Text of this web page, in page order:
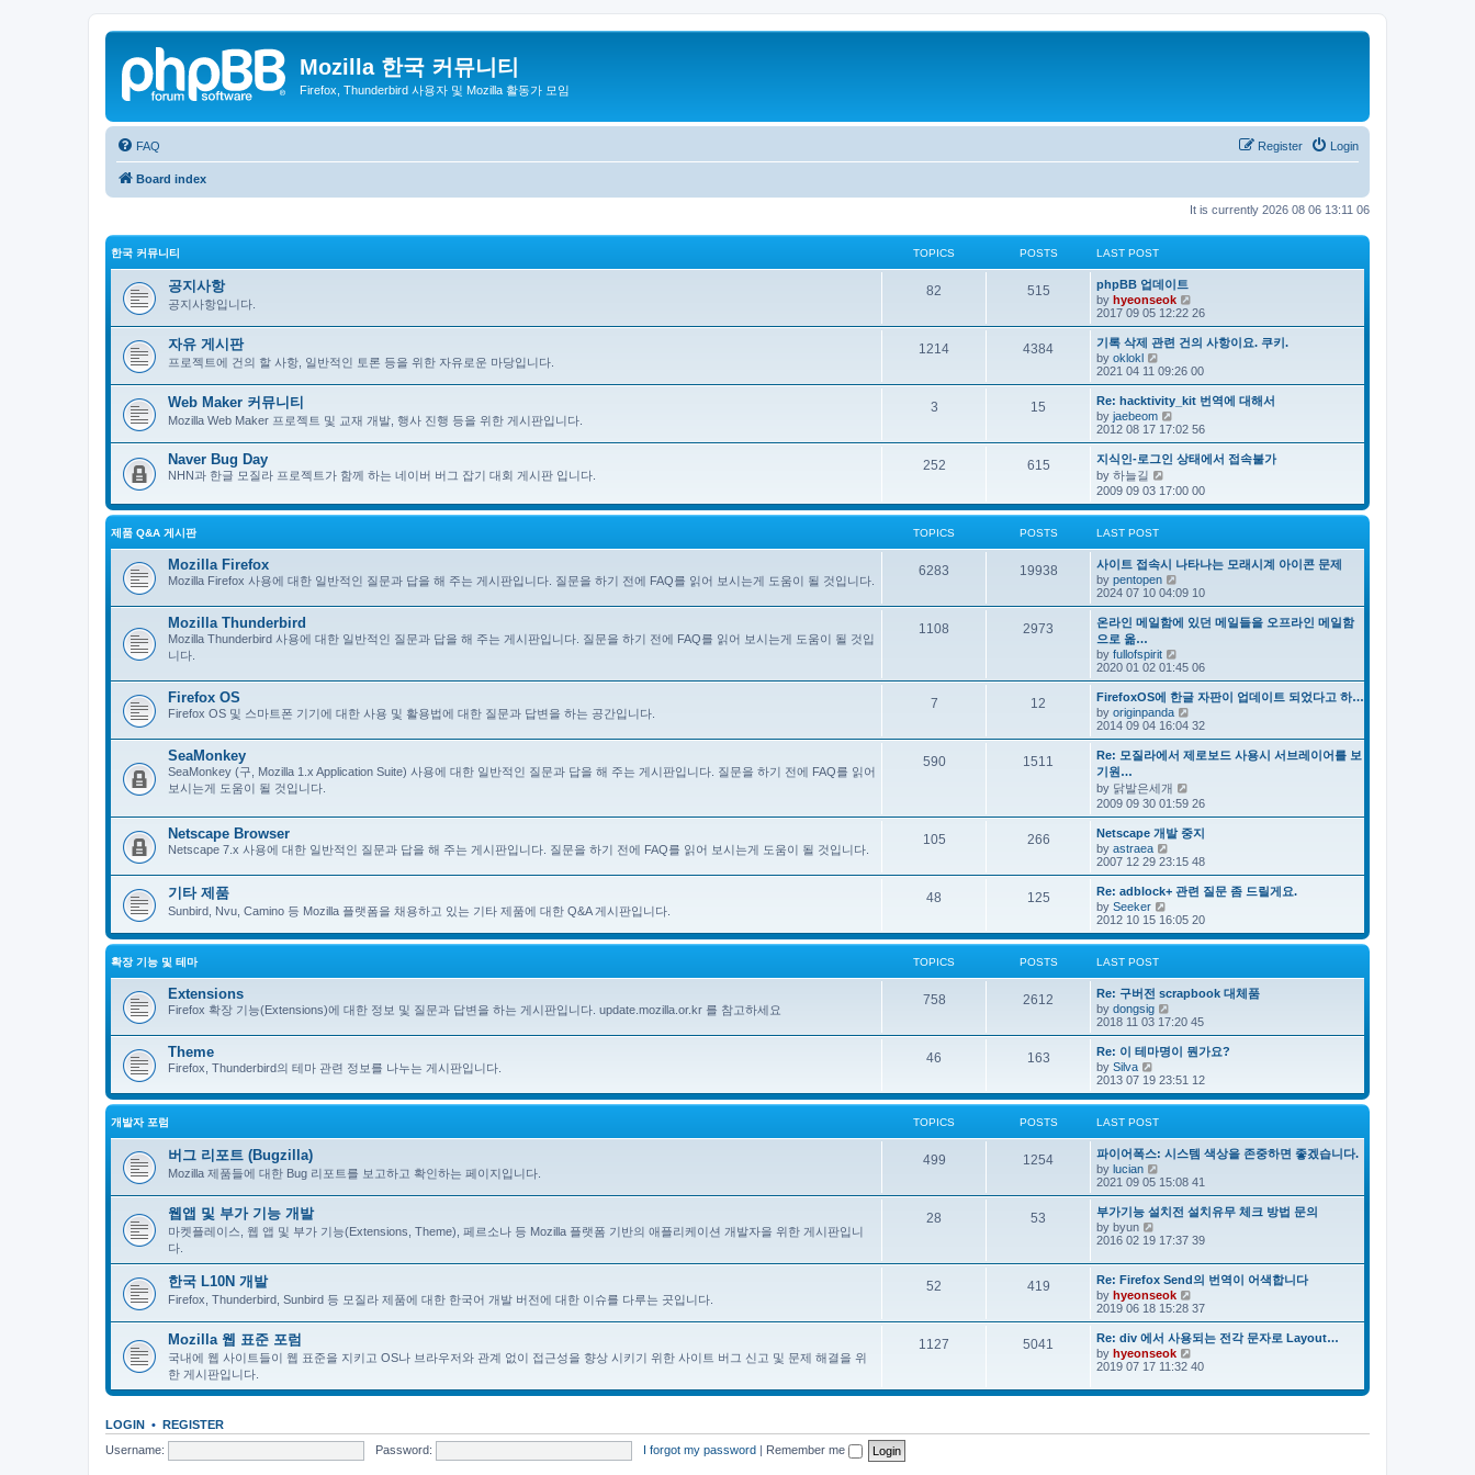
Mozilla 한국 커뮤니티
Firefox, Thunderbird 사용자 및 Mozilla 활동가 모임
FAQ Login
Register
Board index
It is currently 2026 08 06 13:11 06
한국 커뮤니티 TOPICS POSTS LAST POST
공지사항
공지사항입니다.
82 515
phpBB 업데이트
by hyeonseok
i
e
w
t
h
e
l
a
e
s
t
p
s
t
2017 09 05 12:22 26
자유 게시판
프로젝트에 건의 할 사항, 일반적인 토론 등을 위한 자유로운 마당입니다.
1214 4384
기록 삭제 관련 건의 사항이요. 쿠키.
by oklokl
i
e
w
t
h
e
l
a
t
e
s
t
s
t
2021 04 11 09:26 00
Web Maker 커뮤니티
Mozilla Web Maker 프로젝트 및 교재 개발, 행사 진행 등을 위한 게시판입니다.
3 15
Re: hacktivity_kit 번역에 대해서
by jaebeom
i
e
w
e
l
a
e
s
t
p
o
s
t
2012 08 17 17:02 56
Naver Bug Day
NHN과 한글 모질라 프로젝트가 함께 하는 네이버 버그 잡기 대회 게시판 입니다.
252 615
지식인-로그인 상태에서 접속불가
by 하늘길
i
w
e
l
a
t
e
s
t
o
s
t
2009 09 03 17:00 00
제품 Q&A 게시판 TOPICS POSTS LAST POST
Mozilla Firefox
Mozilla Firefox 사용에 대한 일반적인 질문과 답을 해 주는 게시판입니다. 질문을 하기 전에 FAQ를 읽어 보시는게 도움이 될 것입니다.
6283 19938
사이트 접속시 나타나는 모래시계 아이콘 문제
by pentopen
i
e
w
t
l
a
t
e
s
t
p
o
t
2024 07 10 04:09 10
Mozilla Thunderbird
Mozilla Thunderbird 사용에 대한 일반적인 질문과 답을 해 주는 게시판입니다. 질문을 하기 전에 FAQ를 읽어 보시는게 도움이 될 것입
니다.
1108 2973
온라인 메일함에 있던 메일들을 오프라인 메일함
으로 옮…
by fullofspirit
i
e
w
t
h
e
l
a
e
s
t
o
t
2020 01 02 01:45 06
Firefox OS
Firefox OS 및 스마트폰 기기에 대한 사용 및 활용법에 대한 질문과 답변을 하는 공간입니다.
7 12
FirefoxOS에 한글 자판이 업데이트 되었다고 하…
by originpanda
i
e
w
t
l
a
t
e
s
o
t
2014 09 04 16:04 32
SeaMonkey
SeaMonkey (구, Mozilla 1.x Application Suite) 사용에 대한 일반적인 질문과 답을 해 주는 게시판입니다. 질문을 하기 전에 FAQ를 읽어
보시는게 도움이 될 것입니다.
590 1511
Re: 모질라에서 제로보드 사용시 서브레이어를 보
기원…
by 닭발은세개
w
t
e
l
a
e
s
t
t
2009 09 30 01:59 26
Netscape Browser
Netscape 7.x 사용에 대한 일반적인 질문과 답을 해 주는 게시판입니다. 질문을 하기 전에 FAQ를 읽어 보시는게 도움이 될 것입니다.
105 266
Netscape 개발 중지
by astraea
i
e
w
t
h
e
l
e
s
p
s
t
2007 12 29 23:15 48
기타 제품
Sunbird, Nvu, Camino 등 Mozilla 플랫폼을 채용하고 있는 기타 제품에 대한 Q&A 게시판입니다.
48 125
Re: adblock+ 관련 질문 좀 드릴게요.
by Seeker
i
e
w
l
a
t
e
s
p
s
2012 10 15 16:05 20
확장 기능 및 테마 TOPICS POSTS LAST POST
Extensions
Firefox 확장 기능(Extensions)에 대한 정보 및 질문과 답변을 하는 게시판입니다. update.mozilla.or.kr 를 참고하세요
758 2612
Re: 구버전 scrapbook 대체품
by dongsig
i
e
w
h
e
l
e
s
p
s
t
2018 11 03 17:20 45
Theme
Firefox, Thunderbird의 테마 관련 정보를 나누는 게시판입니다.
46 163
Re: 이 테마명이 뭔가요?
by Silva
i
e
w
t
l
a
t
e
s
p
s
t
2013 07 19 23:51 12
개발자 포럼 TOPICS POSTS LAST POST
버그 리포트 (Bugzilla)
Mozilla 제품들에 대한 Bug 리포트를 보고하고 확인하는 페이지입니다.
499 1254
파이어폭스: 시스템 색상을 존중하면 좋겠습니다.
by lucian
i
e
w
t
h
e
a
t
e
s
t
p
o
s
2021 09 05 15:08 41
웹앱 및 부가 기능 개발
마켓플레이스, 웹 앱 및 부가 기능(Extensions, Theme), 페르소나 등 Mozilla 플랫폼 기반의 애플리케이션 개발자을 위한 게시판입니
다.
28 53
부가기능 설치전 설치유무 체크 방법 문의
by byun
i
w
t
h
e
a
t
e
s
p
t
2016 02 19 17:37 39
한국 L10N 개발
Firefox, Thunderbird, Sunbird 등 모질라 제품에 대한 한국어 개발 버전에 대한 이슈를 다루는 곳입니다.
52 419
Re: Firefox Send의 번역이 어색합니다
by hyeonseok
i
e
w
t
h
e
a
s
2019 06 18 15:28 37
Mozilla 웹 표준 포럼
국내에 웹 사이트들이 웹 표준을 지키고 OS나 브라우저와 관계 없이 접근성을 향상 시키기 위한 사이트 버그 신고 및 문제 해결을 위
한 게시판입니다.
1127 5041
Re: div 에서 사용되는 전각 문자로 Layout…
by hyeonseok
i
w
e
2019 07 17 11:32 40
LOGIN • REGISTER
Username:
Password: I forgot my password | Remember me